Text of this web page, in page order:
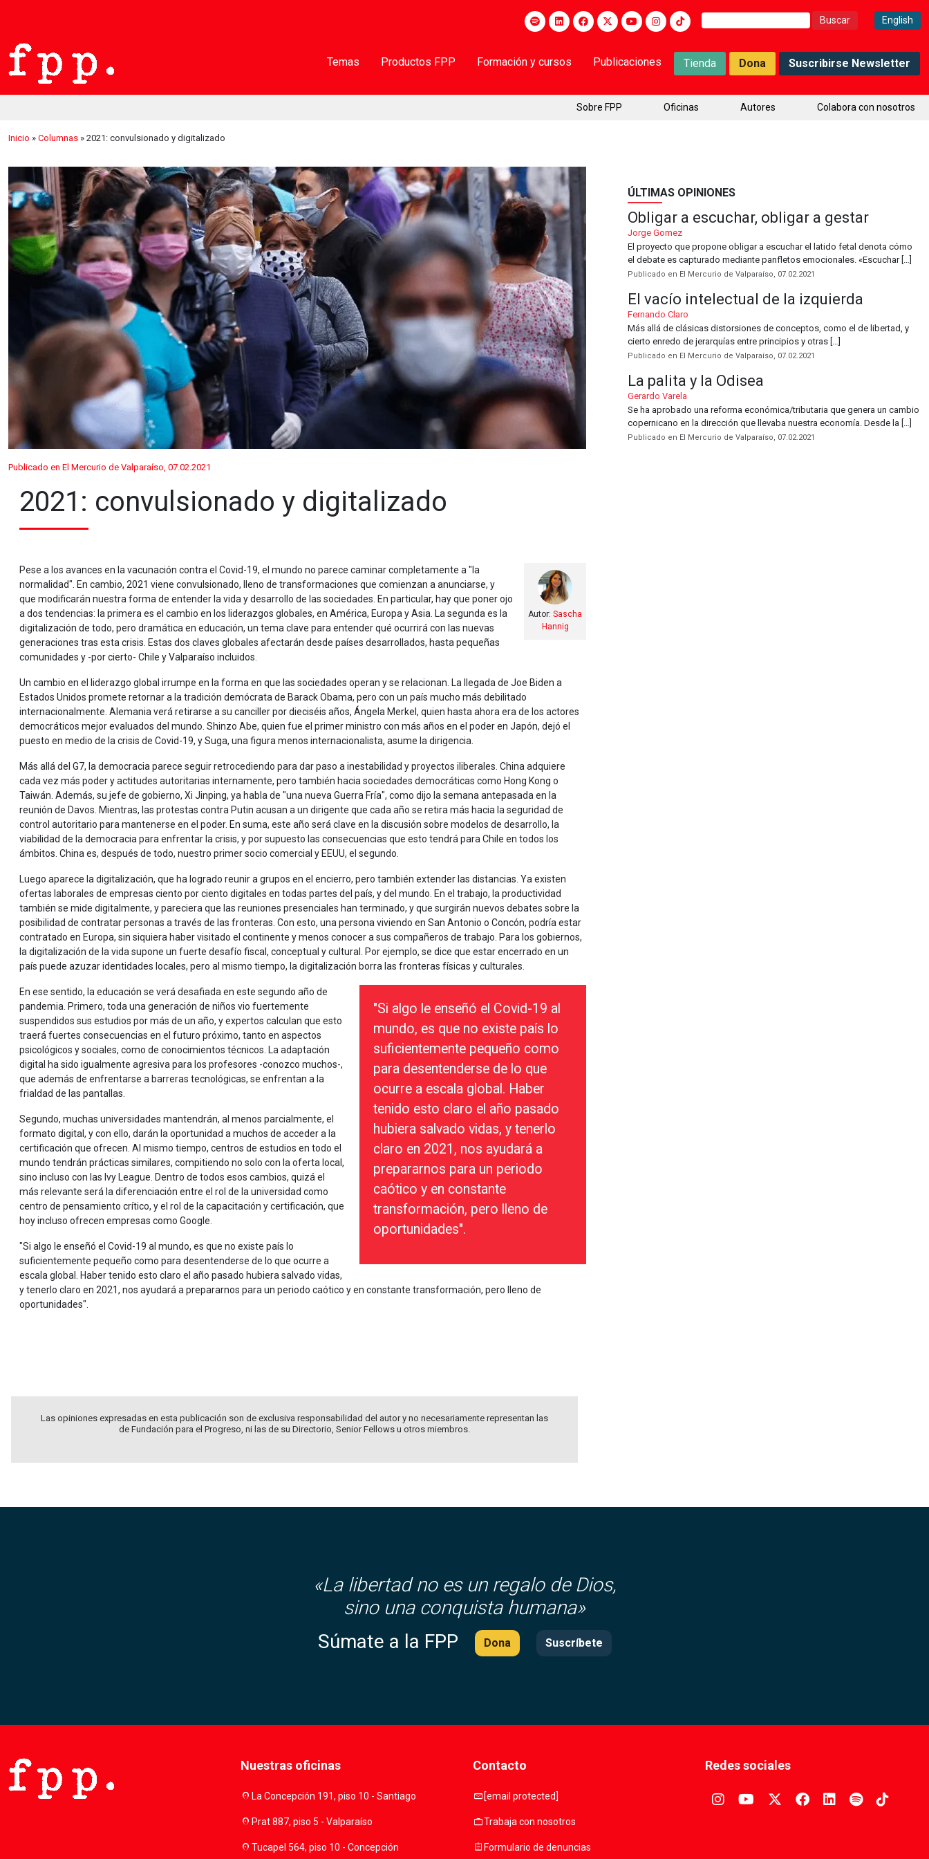
Buscar: English
Temas Productos FPP Formación y cursos Publicaciones Tienda Dona Suscribirse Newsletter
Sobre FPP Oficinas Autores Colabora con nosotros
Inicio » Columnas » 2021: convulsionado y digitalizado
Publicado en El Mercurio de Valparaíso, 07.02.2021
2021: convulsionado y digitalizado
Autor: Sascha
Hannig
Pese a los avances en la vacunación contra el Covid-19, el mundo no parece caminar completamente a "la
normalidad". En cambio, 2021 viene convulsionado, lleno de transformaciones que comienzan a anunciarse, y
que modificarán nuestra forma de entender la vida y desarrollo de las sociedades. En particular, hay que poner ojo
a dos tendencias: la primera es el cambio en los liderazgos globales, en América, Europa y Asia. La segunda es la
digitalización de todo, pero dramática en educación, un tema clave para entender qué ocurrirá con las nuevas
generaciones tras esta crisis. Estas dos claves globales afectarán desde países desarrollados, hasta pequeñas
comunidades y -por cierto- Chile y Valparaíso incluidos.
Un cambio en el liderazgo global irrumpe en la forma en que las sociedades operan y se relacionan. La llegada de Joe Biden a
Estados Unidos promete retornar a la tradición demócrata de Barack Obama, pero con un país mucho más debilitado
internacionalmente. Alemania verá retirarse a su canciller por dieciséis años, Ángela Merkel, quien hasta ahora era de los actores
democráticos mejor evaluados del mundo. Shinzo Abe, quien fue el primer ministro con más años en el poder en Japón, dejó el
puesto en medio de la crisis de Covid-19, y Suga, una figura menos internacionalista, asume la dirigencia.
Más allá del G7, la democracia parece seguir retrocediendo para dar paso a inestabilidad y proyectos iliberales. China adquiere
cada vez más poder y actitudes autoritarias internamente, pero también hacia sociedades democráticas como Hong Kong o
Taiwán. Además, su jefe de gobierno, Xi Jinping, ya habla de "una nueva Guerra Fría", como dijo la semana antepasada en la
reunión de Davos. Mientras, las protestas contra Putin acusan a un dirigente que cada año se retira más hacia la seguridad de
control autoritario para mantenerse en el poder. En suma, este año será clave en la discusión sobre modelos de desarrollo, la
viabilidad de la democracia para enfrentar la crisis, y por supuesto las consecuencias que esto tendrá para Chile en todos los
ámbitos. China es, después de todo, nuestro primer socio comercial y EEUU, el segundo.
Luego aparece la digitalización, que ha logrado reunir a grupos en el encierro, pero también extender las distancias. Ya existen
ofertas laborales de empresas ciento por ciento digitales en todas partes del país, y del mundo. En el trabajo, la productividad
también se mide digitalmente, y pareciera que las reuniones presenciales han terminado, y que surgirán nuevos debates sobre la
posibilidad de contratar personas a través de las fronteras. Con esto, una persona viviendo en San Antonio o Concón, podría estar
contratado en Europa, sin siquiera haber visitado el continente y menos conocer a sus compañeros de trabajo. Para los gobiernos,
la digitalización de la vida supone un fuerte desafío fiscal, conceptual y cultural. Por ejemplo, se dice que estar encerrado en un
país puede azuzar identidades locales, pero al mismo tiempo, la digitalización borra las fronteras físicas y culturales.
"Si algo le enseñó el Covid-19 al
mundo, es que no existe país lo
suficientemente pequeño como
para desentenderse de lo que
ocurre a escala global. Haber
tenido esto claro el año pasado
hubiera salvado vidas, y tenerlo
claro en 2021, nos ayudará a
prepararnos para un periodo
caótico y en constante
transformación, pero lleno de
oportunidades".
En ese sentido, la educación se verá desafiada en este segundo año de
pandemia. Primero, toda una generación de niños vio fuertemente
suspendidos sus estudios por más de un año, y expertos calculan que esto
traerá fuertes consecuencias en el futuro próximo, tanto en aspectos
psicológicos y sociales, como de conocimientos técnicos. La adaptación
digital ha sido igualmente agresiva para los profesores -conozco muchos-,
que además de enfrentarse a barreras tecnológicas, se enfrentan a la
frialdad de las pantallas.
Segundo, muchas universidades mantendrán, al menos parcialmente, el
formato digital, y con ello, darán la oportunidad a muchos de acceder a la
certificación que ofrecen. Al mismo tiempo, centros de estudios en todo el
mundo tendrán prácticas similares, compitiendo no solo con la oferta local,
sino incluso con las lvy League. Dentro de todos esos cambios, quizá el
más relevante será la diferenciación entre el rol de la universidad como
centro de pensamiento crítico, y el rol de la capacitación y certificación, que
hoy incluso ofrecen empresas como Google.
"Si algo le enseñó el Covid-19 al mundo, es que no existe país lo
suficientemente pequeño como para desentenderse de lo que ocurre a
escala global. Haber tenido esto claro el año pasado hubiera salvado vidas,
y tenerlo claro en 2021, nos ayudará a prepararnos para un periodo caótico y en constante transformación, pero lleno de
oportunidades".
Las opiniones expresadas en esta publicación son de exclusiva responsabilidad del autor y no necesariamente representan las
de Fundación para el Progreso, ni las de su Directorio, Senior Fellows u otros miembros.
ÚLTIMAS OPINIONES
Obligar a escuchar, obligar a gestar
Jorge Gomez
El proyecto que propone obligar a escuchar el latido fetal denota cómo
el debate es capturado mediante panfletos emocionales. «Escuchar […]
Publicado en El Mercurio de Valparaíso, 07.02.2021
El vacío intelectual de la izquierda
Fernando Claro
Más allá de clásicas distorsiones de conceptos, como el de libertad, y
cierto enredo de jerarquías entre principios y otras […]
Publicado en El Mercurio de Valparaíso, 07.02.2021
La palita y la Odisea
Gerardo Varela
Se ha aprobado una reforma económica/tributaria que genera un cambio
copernicano en la dirección que llevaba nuestra economía. Desde la […]
Publicado en El Mercurio de Valparaíso, 07.02.2021
«La libertad no es un regalo de Dios,
sino una conquista humana»
Súmate a la FPP
Dona Suscríbete
Nuestras oficinas
location_on La Concepción 191, piso 10 - Santiago
location_on Prat 887, piso 5 - Valparaíso
location_on Tucapel 564, piso 10 - Concepción
Contacto
mail [email protected]
workTrabaja con nosotros
assignment Formulario de denuncias
Redes sociales